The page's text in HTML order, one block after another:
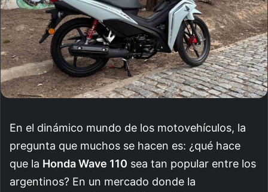
En el dinámico mundo de los motovehículos, la
pregunta que muchos se hacen es: ¿qué hace
que la Honda Wave 110 sea tan popular entre los
argentinos? En un mercado donde la